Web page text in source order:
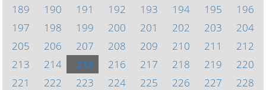
189
190 191 192 193 194 195
196
197
198 199 200 201 202 203
204
205
206 207 208 209 210 211
212
213
214 215 216 217 218 219
220
221
222 223 224 225 226 227
228